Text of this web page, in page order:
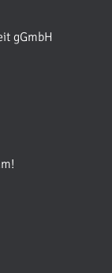
gGmbH